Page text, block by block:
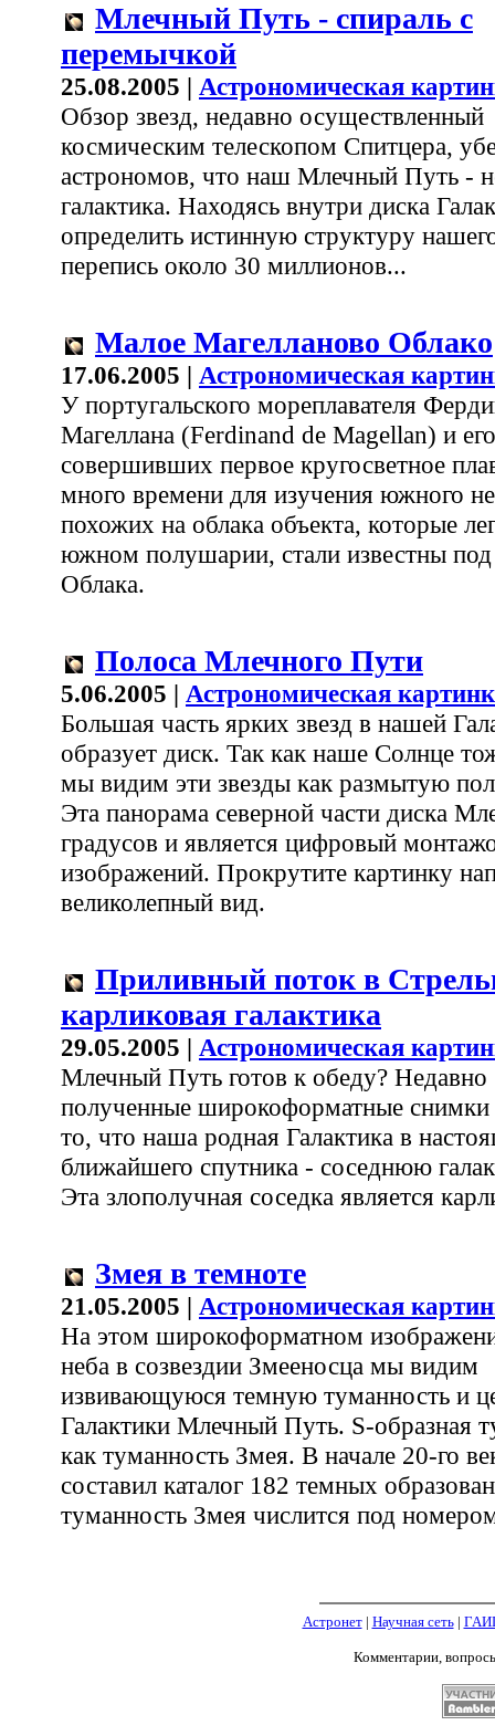
Млечный Путь - спираль с
перемычкой
25.08.2005 | Астрономическая
Обзор звезд, недавно осуществленный
космическим телескопом Спитцера,
астрономов, что наш Млечный Путь -
галактика. Находясь внутри диска
определить истинную структуру
перепись около 30 миллионов...
Малое Магелланово Облако
17.06.2005 | Астрономическая
У португальского мореплавателя
Магеллана (Ferdinand de Magellan) и
совершивших первое кругосветное
много времени для изучения южного
похожих на облака объекта, которые
южном полушарии, стали известны
Облака.
Полоса Млечного Пути
5.06.2005 | Астрономическая
Большая часть ярких звезд в нашей
образует диск. Так как наше Солнце
мы видим эти звезды как размытую
Эта панорама северной части диска
градусов и является цифровый
изображений. Прокрутите картинку
великолепный вид.
Приливный поток в
карликовая галактика
29.05.2005 | Астрономическая
Млечный Путь готов к обеду? Недавно
полученные широкоформатные снимки
то, что наша родная Галактика в
ближайшего спутника - соседнюю
Эта злополучная соседка является
Змея в темноте
21.05.2005 | Астрономическая
На этом широкоформатном
неба в созвездии Змееносца мы видим
извивающуюся темную туманность и
Галактики Млечный Путь. S-образная
как туманность Змея. В начале 20-го
составил каталог 182 темных
туманность Змея числится под
Астронет| Научная сеть|
Комментарии,